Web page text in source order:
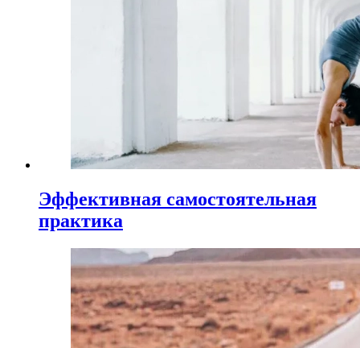
Эффективная самостоятельная
практика